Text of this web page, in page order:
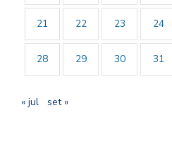
21 22 23 24
28 29 30 31
« jul set »